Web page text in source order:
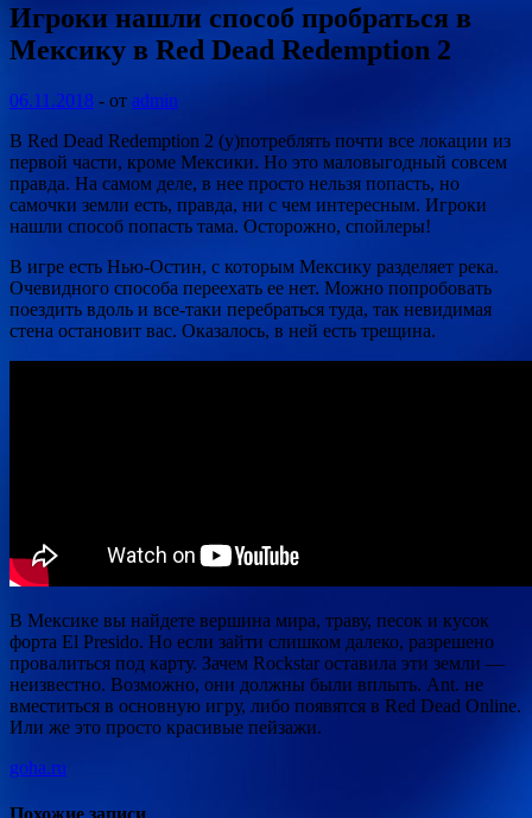
Игроки нашли способ пробраться в
Мексику в Red Dead Redemption 2
06.11.2018 - от admin
В Red Dead Redemption 2 (у)потреблять почти все локации из
первой части, кроме Мексики. Но это маловыгодный совсем
правда. На самом деле, в нее просто нельзя попасть, но
самочки земли есть, правда, ни с чем интересным. Игроки
нашли способ попасть тама. Осторожно, спойлеры!
В игре есть Нью-Остин, с которым Мексику разделяет река.
Очевидного способа переехать ее нет. Можно попробовать
поездить вдоль и все-таки перебраться туда, так невидимая
стена остановит вас. Оказалось, в ней есть трещина.
В Мексике вы найдете вершина мира, траву, песок и кусок
форта El Presido. Но если зайти слишком далеко, разрешено
провалиться под карту. Зачем Rockstar оставила эти земли —
неизвестно. Возможно, они должны были вплыть. Ant. не
вместиться в основную игру, либо появятся в Red Dead Online.
Или же это просто красивые пейзажи.
goha.ru
Похожие записи